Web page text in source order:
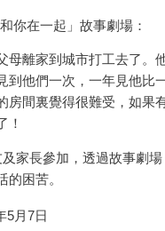
你在一起」故事劇場：
母離家到城市打工去了。
到他們一次，一年見他
房間裏覺得很難受，如果
！
家長參加，透過故事劇
的困苦。
5月7日